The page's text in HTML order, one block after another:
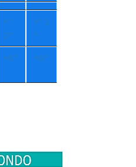
+1
2°
+12
°
+8° +8°